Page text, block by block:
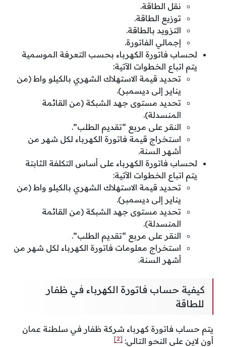
نقل الطاقة.
توزيع الطاقة.
التزويد بالطاقة.
إجمالي الفاتورة.
لحساب فاتورة الكهرباء بحسب التعرفة الموسمية
يتم اتباع الخطوات الآتية:
تحديد قيمة الاستهلاك الشهري بالكيلو واط (من
يناير إلى ديسمبر).
تحديد مستوى جهد الشبكة (من القائمة
المنسدلة).
النقر على مربع “تقديم الطلب”.
استخراج قيمة فاتورة الكهرباء لكل شهر من
أشهر السنة.
لحساب فاتورة الكهرباء على أساس التكلفة الثابتة
يتم اتباع الخطوات الآتية:
تحديد قيمة الاستهلاك الشهري بالكيلو واط (من
يناير إلى ديسمبر).
تحديد مستوى جهد الشبكة (من القائمة
المنسدلة).
النقر على مربع “تقديم الطلب”.
استخراج معلومات فاتورة الكهرباء لكل شهر من
أشهر السنة.
كيفية حساب فاتورة الكهرباء في ظفار
للطاقة
يتم حساب فاتورة كهرباء شركة ظفار في سلطنة عمان
أون لاين على النحو التالي: [2]